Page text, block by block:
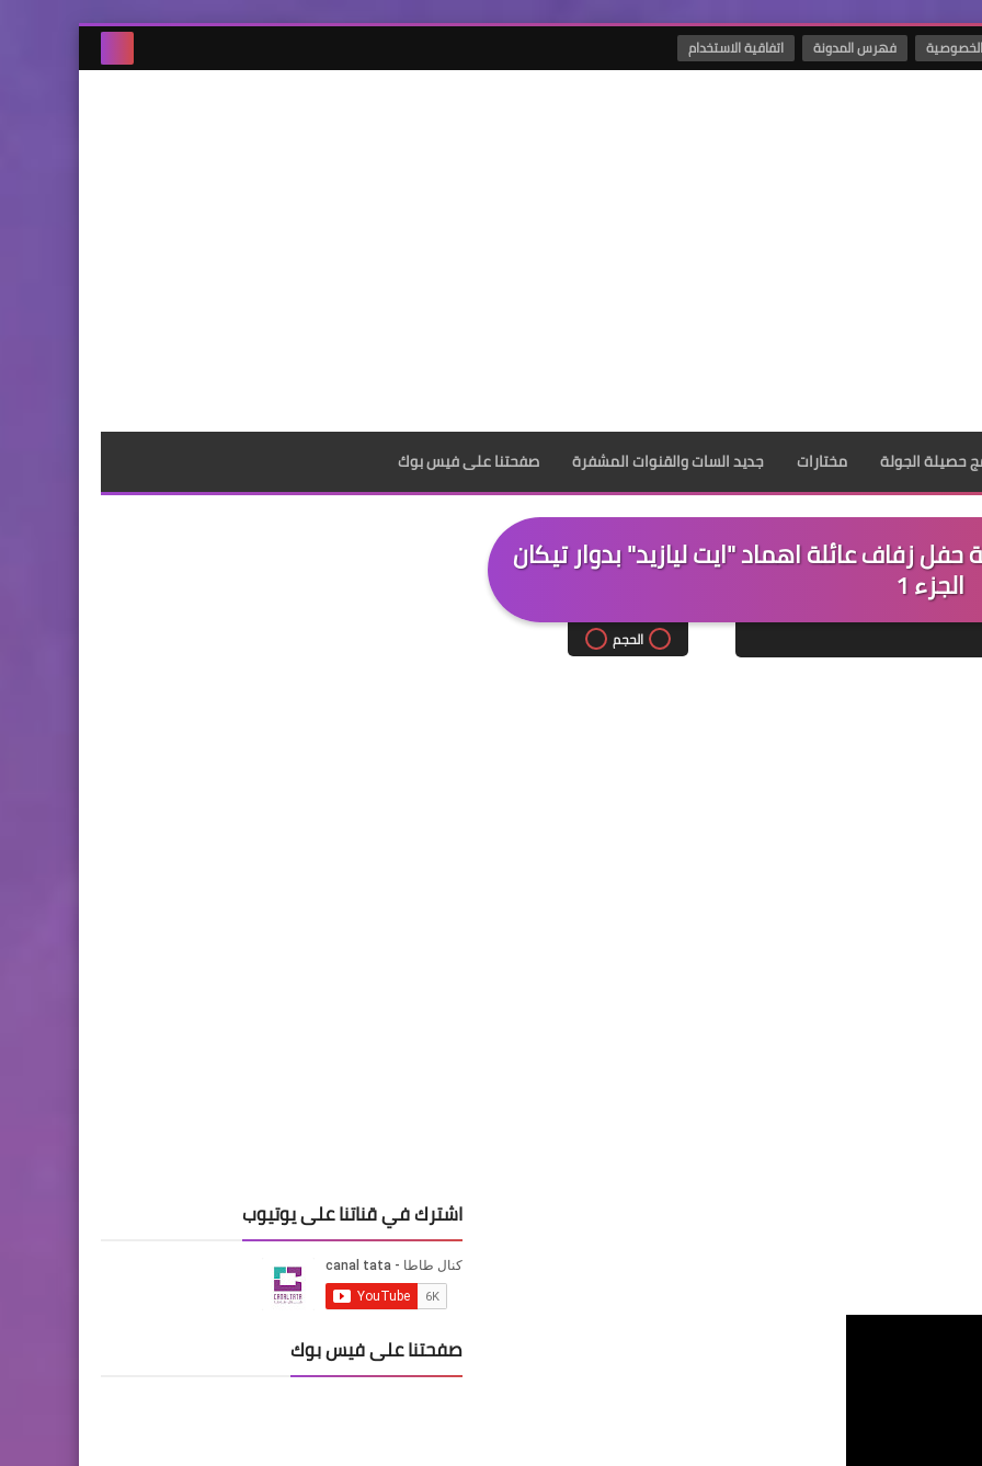
فهرس المدونة اتفاقية الاستخدام
حصيلة الجولة مختارات جديد السات والقنوات المشفرة صفحتنا على فيس بوك
زفاف عائلة اهماد "ايت ليازيد" بدوار تيكان
الجزء 1
الحجم
اشترك في قناتنا على يوتيوب
صفحتنا على فيس بوك